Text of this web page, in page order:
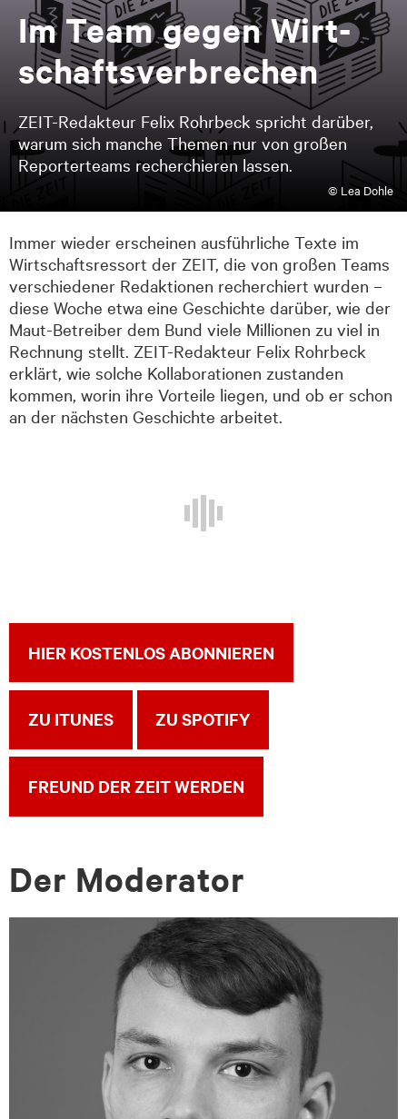
Im Team ge­gen Wirt­
schafts­ver­bre­chen
ZEIT-Redakteur Felix Rohrbeck spricht darüber,
warum sich manche Themen nur von großen
Reporterteams recherchieren lassen.
© Lea Dohle
Immer wieder erscheinen ausführliche Texte im
Wirtschaftsressort der ZEIT, die von großen Teams
verschiedener Redaktionen recherchiert wurden –
diese Woche etwa eine Geschichte darüber, wie der
Maut-Betreiber dem Bund viele Millionen zu viel in
Rechnung stellt. ZEIT-Redakteur Felix Rohrbeck
erklärt, wie solche Kollaborationen zustanden
kommen, worin ihre Vorteile liegen, und ob er schon
an der nächsten Geschichte arbeitet.
HIER KOSTENLOS ABONNIEREN
ZU ITUNES ZU SPOTIFY
FREUND DER ZEIT WERDEN
Der Mo­dera­tor